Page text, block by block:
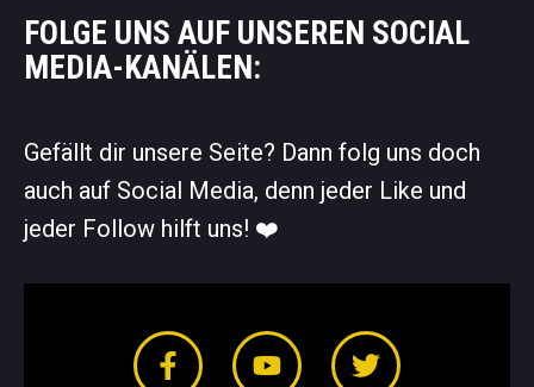
FOLGE UNS AUF UNSEREN SOCIAL
MEDIA-KANÄLEN:
Gefällt dir unsere Seite? Dann folg uns doch
auch auf Social Media, denn jeder Like und
jeder Follow hilft uns! ❤️️